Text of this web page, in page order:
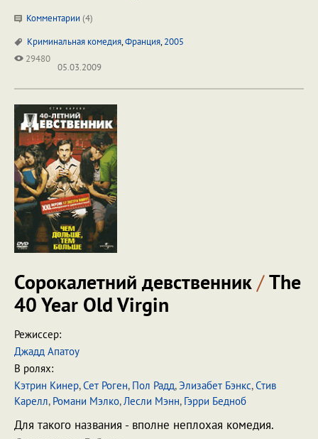
Комментарии (4)
Криминальная комедия,Франция,2005
29480
05.03.2009
Сорокалетний девственник/The
40 Year Old Virgin
Режиссер:
Джадд Апатоу
В ролях:
Кэтрин Кинер,Сет Роген, Пол Радд,Элизабет Бэнкс,Стив
Карелл, Романи Мэлко,Лесли Мэнн, Гэрри Бедноб
Для такого названия - вполне неплохая комедия.